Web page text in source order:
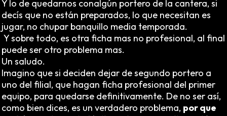
Y lo de quedarnos conalgún portero de la cantera, si
decís que no están preparados, lo que necesitan es
jugar, no chupar banquillo media temporada.
Y sobre todo, es otra ficha mas no profesional, al final
puede ser otro problema mas.
Un saludo.
Imagino que si deciden dejar de segundo portero a
uno del filial, que hagan ficha profesional del primer
equipo, para quedarse definitivamente. De no ser así,
como bien dices, es un verdadero problema, por que